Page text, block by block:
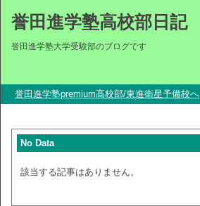
誉田進学塾高校部日記
誉田進学塾大学受験部のブログです
誉田進学塾premium高校部/東進衛星予備校へ
No Data
該当する記事はありません。